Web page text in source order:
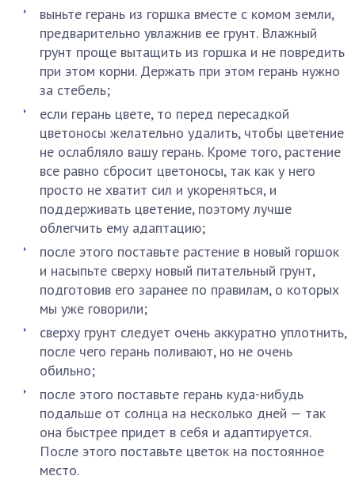
выньте герань из горшка вместе с комом земли,
предварительно увлажнив ее грунт. Влажный
грунт проще вытащить из горшка и не повредить
при этом корни. Держать при этом герань нужно
за стебель;
если герань цвете, то перед пересадкой
цветоносы желательно удалить, чтобы цветение
не ослабляло вашу герань. Кроме того, растение
все равно сбросит цветоносы, так как у него
просто не хватит сил и укореняться, и
поддерживать цветение, поэтому лучше
облегчить ему адаптацию;
после этого поставьте растение в новый горшок
и насыпьте сверху новый питательный грунт,
подготовив его заранее по правилам, о которых
мы уже говорили;
сверху грунт следует очень аккуратно уплотнить,
после чего герань поливают, но не очень
обильно;
после этого поставьте герань куда-нибудь
подальше от солнца на несколько дней — так
она быстрее придет в себя и адаптируется.
После этого поставьте цветок на постоянное
место.